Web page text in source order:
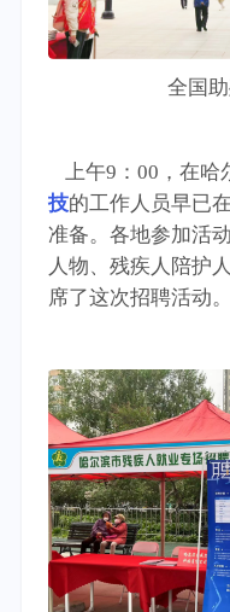
全国
上午9：00，在哈
技的工作人员早已
准备。各地参加活
人物、残疾人陪护
席了这次招聘活动。